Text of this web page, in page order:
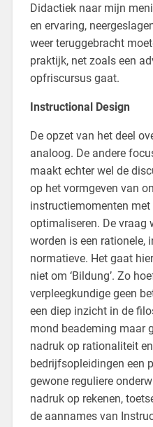
Didactiek naar mijn
en ervaring,
weer teruggebracht
praktijk, net zoals een
opfriscursus gaat.
Instructional Design
De opzet van het deel
analoog. De andere
maakt echter wel de
op het vormgeven van
instructiemomenten
optimaliseren. De vraag
worden is een rationele,
normatieve. Het gaat
niet om ‘Bildung’. Zo
verpleegkundige geen
een diep inzicht in de
mond beademing maar
nadruk op rationaliteit
bedrijfsopleidingen een
gewone reguliere
nadruk op rekenen,
de aannames van